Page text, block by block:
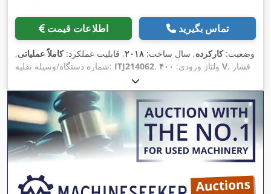
اطلاعات قیمت تماس بگیرید
وضعیت:کارکرده, سال ساخت: ۲۰۱۸, قابلیت عملکرد:کاملاً عملیاتی,
شماره دستگاه/وسیله نقلیه: ITJ214062 , ولتاژ ورودی: ۴۰۰ V, فشار